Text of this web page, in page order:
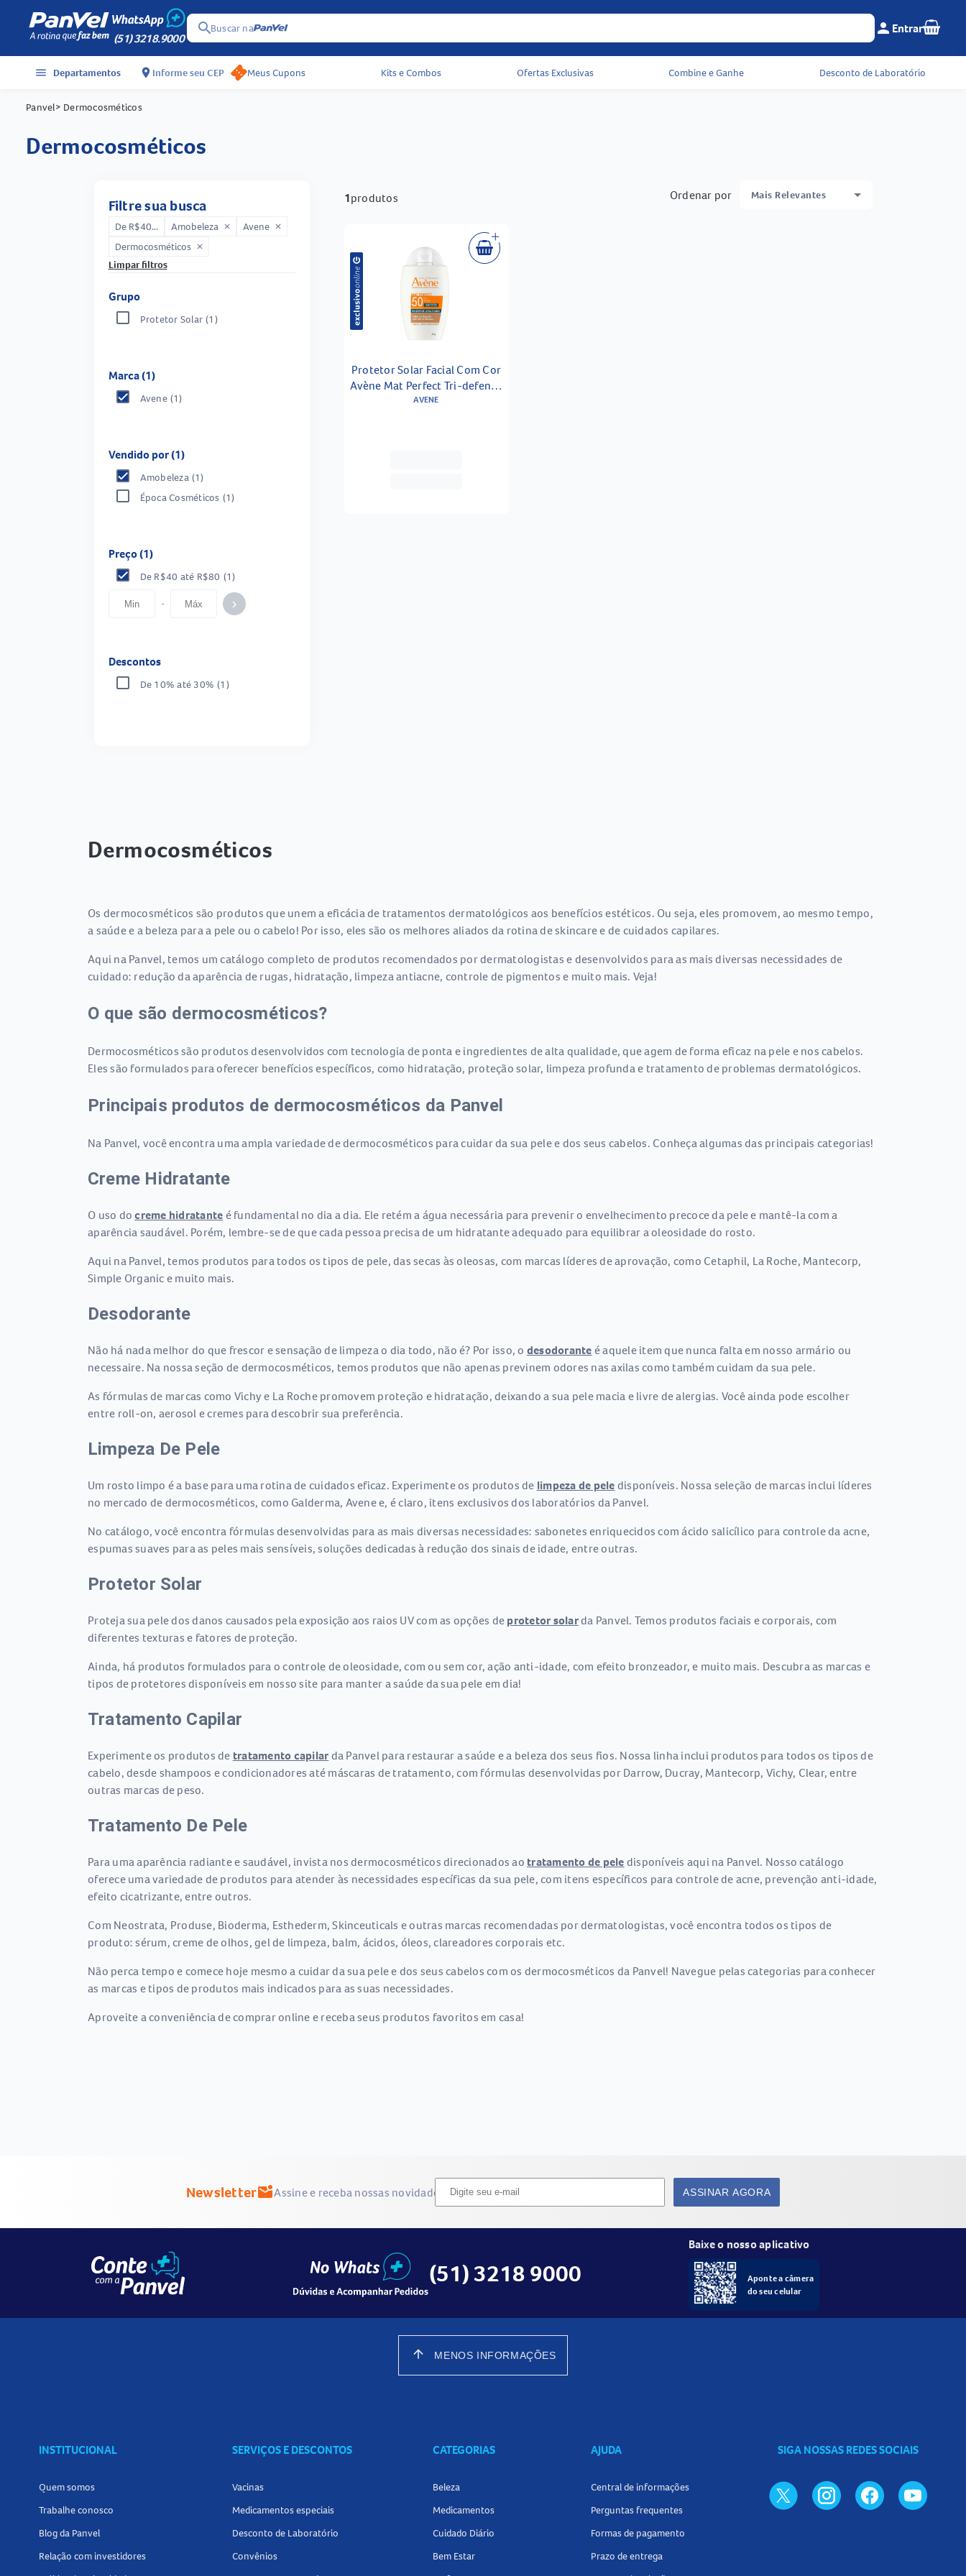
(51) 3218.9000
searchBuscar na Menu do cliente e
person Entrar Seu
Acessos rápidos do cabeçalho
menu Departamentos location_on Informe seu CEP Meus Cupons Kits e Combos Ofertas Exclusivas Combine e Ganhe Desconto de Laboratório
Panvel> Dermocosméticos
dermocosméticos
Filtre sua busca
De R$40... Amobeleza close Avene close
Dermocosméticos close
Limpar filtros
Grupo
Protetor Solar (1)
Marca (1)
Avene (1)
Vendido por (1)
Amobeleza (1)
Época Cosméticos (1)
Preço (1)
De R$40 até R$80 (1)
- keyboard_arrow_right
Descontos
De 10% até 30% (1)
1produtos Ordenar por Mais Relevantes
Protetor Solar Facial Com Cor
Avène Mat Perfect Tri-defense
Ultra Fluido Fps 50 2.5 Médio
AVENE
Dermocosméticos
Os dermocosméticos são produtos que unem a eficácia de tratamentos dermatológicos aos benefícios estéticos. Ou seja, eles promovem, ao mesmo tempo,
a saúde e a beleza para a pele ou o cabelo! Por isso, eles são os melhores aliados da rotina de skincare e de cuidados capilares.
Aqui na Panvel, temos um catálogo completo de produtos recomendados por dermatologistas e desenvolvidos para as mais diversas necessidades de
cuidado: redução da aparência de rugas, hidratação, limpeza antiacne, controle de pigmentos e muito mais. Veja!
O que são dermocosméticos?
Dermocosméticos são produtos desenvolvidos com tecnologia de ponta e ingredientes de alta qualidade, que agem de forma eficaz na pele e nos cabelos.
Eles são formulados para oferecer benefícios específicos, como hidratação, proteção solar, limpeza profunda e tratamento de problemas dermatológicos.
Principais produtos de dermocosméticos da Panvel
Na Panvel, você encontra uma ampla variedade de dermocosméticos para cuidar da sua pele e dos seus cabelos. Conheça algumas das principais categorias!
Creme Hidratante
O uso docreme hidratante é fundamental no dia a dia. Ele retém a água necessária para prevenir o envelhecimento precoce da pele e mantê-la com a
aparência saudável. Porém, lembre-se de que cada pessoa precisa de um hidratante adequado para equilibrar a oleosidade do rosto.
Aqui na Panvel, temos produtos para todos os tipos de pele, das secas às oleosas, com marcas líderes de aprovação, como Cetaphil, La Roche, Mantecorp,
Simple Organic e muito mais.
Desodorante
Não há nada melhor do que frescor e sensação de limpeza o dia todo, não é? Por isso, o desodorante é aquele item que nunca falta em nosso armário ou
necessaire. Na nossa seção de dermocosméticos, temos produtos que não apenas previnem odores nas axilas como também cuidam da sua pele.
As fórmulas de marcas como Vichy e La Roche promovem proteção e hidratação, deixando a sua pele macia e livre de alergias. Você ainda pode escolher
entre roll-on, aerosol e cremes para descobrir sua preferência.
Limpeza De Pele
Um rosto limpo é a base para uma rotina de cuidados eficaz. Experimente os produtos de limpeza de pele disponíveis. Nossa seleção de marcas inclui líderes
no mercado de dermocosméticos, como Galderma, Avene e, é claro, itens exclusivos dos laboratórios da Panvel.
No catálogo, você encontra fórmulas desenvolvidas para as mais diversas necessidades: sabonetes enriquecidos com ácido salicílico para controle da acne,
espumas suaves para as peles mais sensíveis, soluções dedicadas à redução dos sinais de idade, entre outras.
Protetor Solar
Proteja sua pele dos danos causados pela exposição aos raios UV com as opções de protetor solarda Panvel. Temos produtos faciais e corporais, com
diferentes texturas e fatores de proteção.
Ainda, há produtos formulados para o controle de oleosidade, com ou sem cor, ação anti-idade, com efeito bronzeador, e muito mais. Descubra as marcas e
tipos de protetores disponíveis em nosso site para manter a saúde da sua pele em dia!
Tratamento Capilar
Experimente os produtos de tratamento capilar da Panvel para restaurar a saúde e a beleza dos seus fios. Nossa linha inclui produtos para todos os tipos de
cabelo, desde shampoos e condicionadores até máscaras de tratamento, com fórmulas desenvolvidas por Darrow, Ducray, Mantecorp, Vichy, Clear, entre
outras marcas de peso.
Tratamento De Pele
Para uma aparência radiante e saudável, invista nos dermocosméticos direcionados ao tratamento de pele disponíveis aqui na Panvel. Nosso catálogo
oferece uma variedade de produtos para atender às necessidades específicas da sua pele, com itens específicos para controle de acne, prevenção anti-idade,
efeito cicatrizante, entre outros.
Com Neostrata, Produse, Bioderma, Esthederm, Skinceuticals e outras marcas recomendadas por dermatologistas, você encontra todos os tipos de
produto: sérum, creme de olhos, gel de limpeza, balm, ácidos, óleos, clareadores corporais etc.
Não perca tempo e comece hoje mesmo a cuidar da sua pele e dos seus cabelos com os dermocosméticos da Panvel! Navegue pelas categorias para conhecer
as marcas e tipos de produtos mais indicados para as suas necessidades.
Aproveite a conveniência de comprar online e receba seus produtos favoritos em casa!
Newslettermark_email_unreadAssine e receba nossas novidades ASSINAR AGORA
(51) 3218 9000
Baixe o nosso aplicativo
Aponte a câmera
do seu celular
arrow_upward MENOS INFORMAÇÕES
INSTITUCIONAL
Quem somos
Trabalhe conosco
Blog da Panvel
Relação com investidores
SERVIÇOS E DESCONTOS
Vacinas
Medicamentos especiais
Desconto de Laboratório
Convênios
CATEGORIAS
Beleza
Medicamentos
Cuidado Diário
Bem Estar
AJUDA
Central de informações
Perguntas frequentes
Formas de pagamento
Prazo de entrega
SIGA NOSSAS REDES SOCIAIS